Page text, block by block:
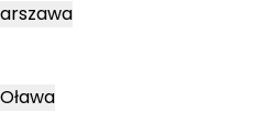
Oława